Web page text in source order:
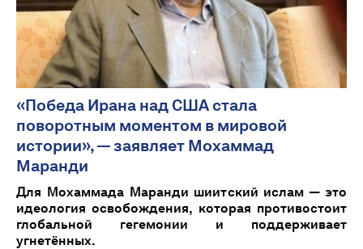
«Победа Ирана над США стала
поворотным моментом в мировой
истории», — заявляет Мохаммад
Маранди
Для Мохаммада Маранди шиитский ислам — это
идеология освобождения, которая противостоит
глобальной гегемонии и поддерживает
угнетённых.